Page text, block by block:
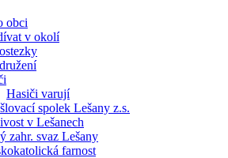
obci
v okolí
Hasiči varují
spolek Lešany z.s.
v Lešanech
zahr. svaz Lešany
farnost